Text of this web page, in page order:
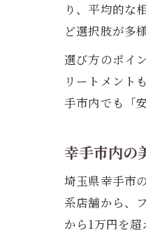
り、平均的な
ど選択肢が多
選び方のポイ
リートメント
手市内でも「
幸手市内の
埼玉県幸手市
系店舗から、
から1万円を超